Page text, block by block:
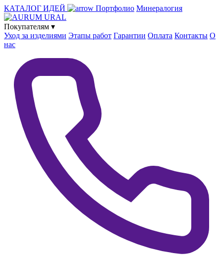
КАТАЛОГ ИДЕЙ Портфолио Минералогия
Покупателям ▾
Уход за изделиями Этапы работ Гарантии Оплата Контакты О
нас